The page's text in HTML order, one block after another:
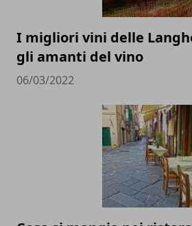
I migliori vini delle
gli amanti del vino
06/03/2022